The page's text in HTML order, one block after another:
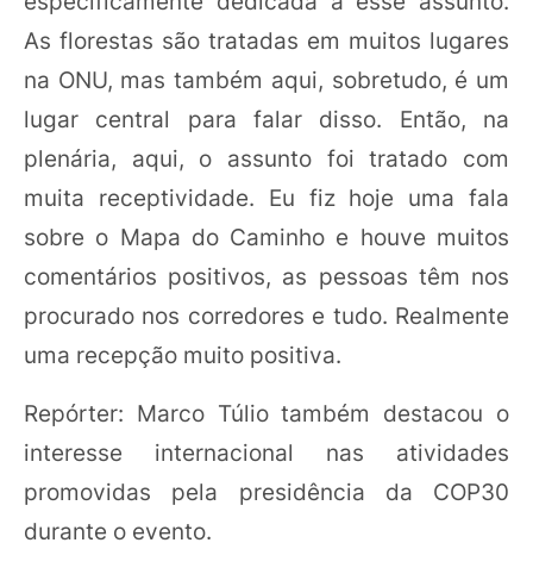
As florestas são tratadas em muitos lugares
na ONU, mas também aqui, sobretudo, é um
lugar central para falar disso. Então, na
plenária, aqui, o assunto foi tratado com
muita receptividade. Eu fiz hoje uma fala
sobre o Mapa do Caminho e houve muitos
comentários positivos, as pessoas têm nos
procurado nos corredores e tudo. Realmente
uma recepção muito positiva.
Repórter: Marco Túlio também destacou o
interesse internacional nas atividades
promovidas pela presidência da COP30
durante o evento.